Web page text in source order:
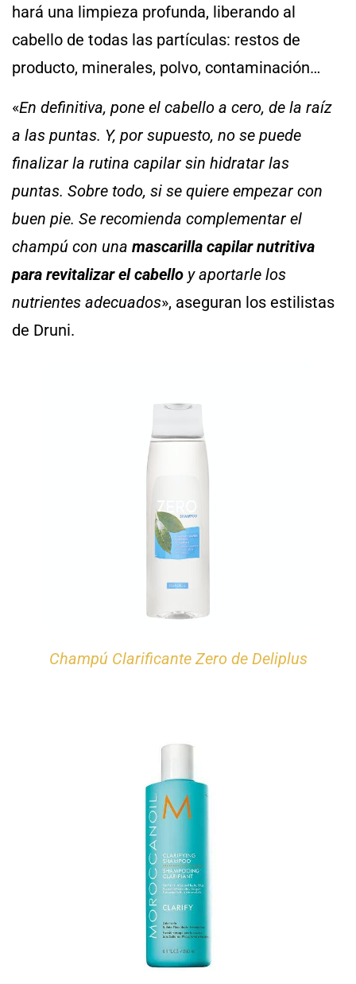
hará una limpieza profunda, liberando al
cabello de todas las partículas: restos de
producto, minerales, polvo, contaminación…
«En definitiva, pone el cabello a cero, de la raíz
a las puntas. Y, por supuesto, no se puede
finalizar la rutina capilar sin hidratar las
puntas. Sobre todo, si se quiere empezar con
buen pie. Se recomienda complementar el
champú con una mascarilla capilar nutritiva
para revitalizar el cabello y aportarle los
nutrientes adecuados», aseguran los estilistas
de Druni.
Champú Clarificante Zero de Deliplus